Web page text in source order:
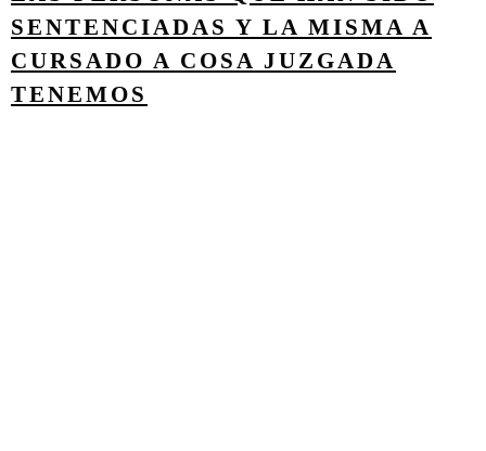
SENTENCIADAS Y LA MISMA A
CURSADO A COSA JUZGADA
TENEMOS